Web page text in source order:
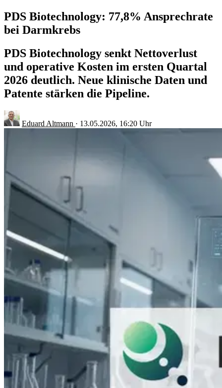
PDS Biotechnology: 77,8% Ansprechrate
bei Darmkrebs
PDS Biotechnology senkt Nettoverlust
und operative Kosten im ersten Quartal
2026 deutlich. Neue klinische Daten und
Patente stärken die Pipeline.
Eduard Altmann · 13.05.2026, 16:20 Uhr